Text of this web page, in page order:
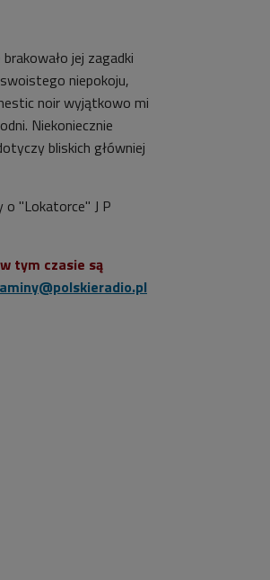
jej zagadki
niepokoju,
noir wyjątkowo mi
Niekoniecznie
bliskich główniej
o "Lokatorce" J P
tym czasie są